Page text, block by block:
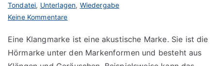
Tondatei, Unterlagen, Wiedergabe
Keine Kommentarezu
anmelden
Eine Klangmarke ist eine akustische Marke. Sie ist die
Hörmarke unter den Markenformen und besteht aus